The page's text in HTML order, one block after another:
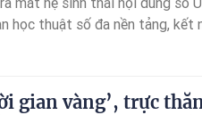
học thuật số đa nền tảng, kết
các nhà hoạch định chính sách.
gian vàng’, trực